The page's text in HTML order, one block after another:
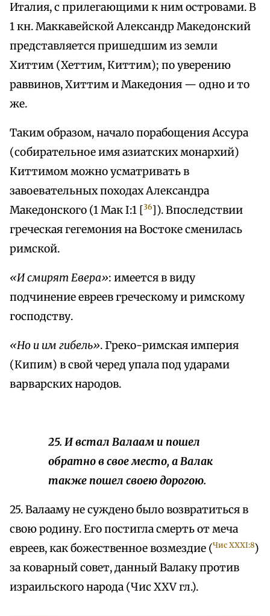
Италия, с прилегающими к ним островами. В
1 кн. Маккавейской Александр Македонский
представляется пришедшим из земли
Хиттим (Хеттим, Киттим); по уверению
раввинов, Хиттим и Македония — одно и то
же.
Таким образом, начало порабощения Ассура
(собирательное имя азиатских монархий)
Киттимом можно усматривать в
завоевательных походах Александра
Македонского (1 Мак I:1 [36]). Впоследствии
греческая гегемония на Востоке сменилась
римской.
«И смирят Евера»: имеется в виду
подчинение евреев греческому и римскому
господству.
«Но и им гибель». Греко-римская империя
(Кипим) в свой черед упала под ударами
варварских народов.
25. И встал Валаам и пошел
обратно в свое место, а Валак
также пошел своею дорогою.
25. Валааму не суждено было возвратиться в
свою родину. Его постигла смерть от меча
евреев, как божественное возмездие (Чис XXXI:8)
за коварный совет, данный Валаку против
израильского народа (Чис XXV гл.).